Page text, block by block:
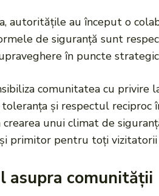
autoritățile au început o
de siguranță sunt
în puncte
comunitatea cu privire
toleranța și respectul
unui climat de
primitor pentru toți vizitatorii
asupra comunității